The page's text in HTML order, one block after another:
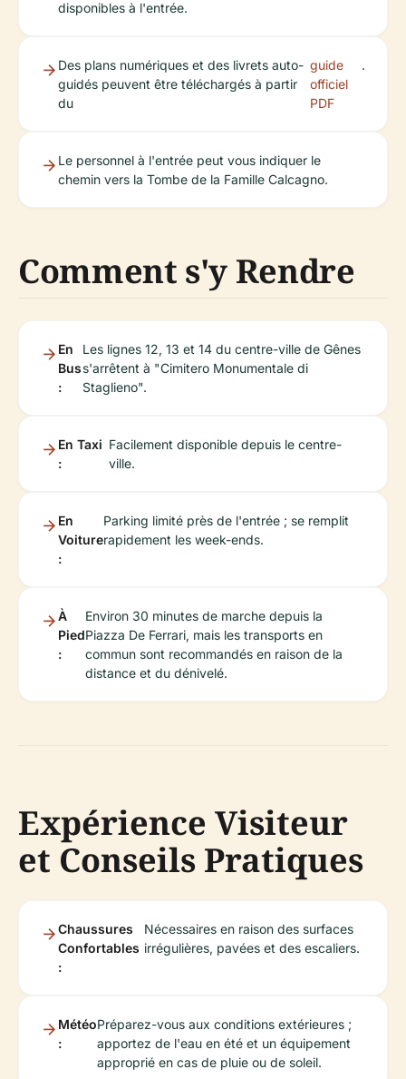
disponibles à l'entrée.
Des plans numériques et des livrets auto-
guidés peuvent être téléchargés à partir
du
guide
officiel
PDF
.
Le personnel à l'entrée peut vous indiquer le
chemin vers la Tombe de la Famille Calcagno.
Comment s'y Rendre
En
Bus
:
Les lignes 12, 13 et 14 du centre-ville de Gênes
s'arrêtent à "Cimitero Monumentale di
Staglieno".
En Taxi
:
Facilement disponible depuis le centre-
ville.
En
Voiture
:
Parking limité près de l'entrée ; se remplit
rapidement les week-ends.
À
Pied
:
Environ 30 minutes de marche depuis la
Piazza De Ferrari, mais les transports en
commun sont recommandés en raison de la
distance et du dénivelé.
Expérience Visiteur
et Conseils Pratiques
Chaussures
Confortables
:
Nécessaires en raison des surfaces
irrégulières, pavées et des escaliers.
Météo
:
Préparez-vous aux conditions extérieures ;
apportez de l'eau en été et un équipement
approprié en cas de pluie ou de soleil.